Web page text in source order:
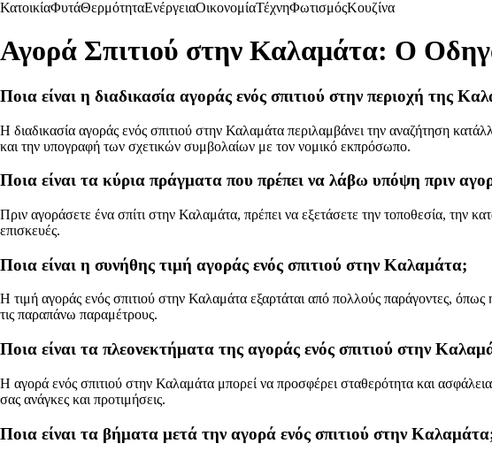
ΚατοικίαΦυτάΘερμότηταΕνέργειαΟικονομίαΤέχνηΦωτισμόςΚουζίνα
Αγορά Σπιτιού στην Καλαμάτα: Ο
Ποια είναι η διαδικασία αγοράς ενός σπιτιού στην περιοχή της
Η διαδικασία αγοράς ενός σπιτιού στην Καλαμάτα περιλαμβάνει την αναζήτηση
και την υπογραφή των σχετικών συμβολαίων με τον νομικό εκπρόσωπο.
Ποια είναι τα κύρια πράγματα που πρέπει να λάβω υπόψη πριν
Πριν αγοράσετε ένα σπίτι στην Καλαμάτα, πρέπει να εξετάσετε την τοποθεσία, την
επισκευές.
Ποια είναι η συνήθης τιμή αγοράς ενός σπιτιού στην Καλαμάτα;
Η τιμή αγοράς ενός σπιτιού στην Καλαμάτα εξαρτάται από πολλούς παράγοντες,
τις παραπάνω παραμέτρους.
Ποια είναι τα πλεονεκτήματα της αγοράς ενός σπιτιού στην
Η αγορά ενός σπιτιού στην Καλαμάτα μπορεί να προσφέρει σταθερότητα και
σας ανάγκες και προτιμήσεις.
Ποια είναι τα βήματα μετά την αγορά ενός σπιτιού στην